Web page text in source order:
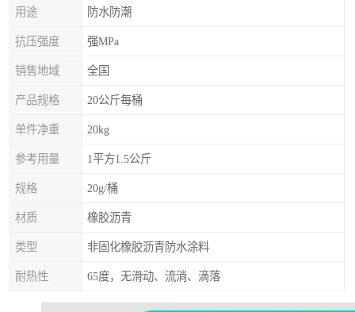
用途 防水防潮
抗压强度 强MPa
销售地域 全国
产品规格 20公斤每桶
单件净重 20kg
参考用量 1平方1.5公斤
规格 20g/桶
材质 橡胶沥青
类型 非固化橡胶沥青防水涂料
耐热性 65度，无滑动、流淌、滴落